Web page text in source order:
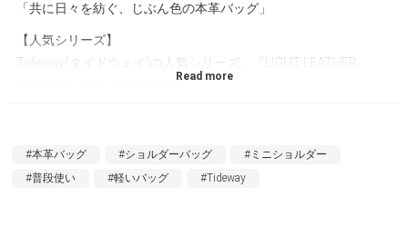
「共に日々を紡ぐ、じぶん色の本革バッグ」
【人気シリーズ】
Tideway(タイドウェイ)の人気シリーズ、「LIGHT LEATHER
す。
#本革バッグ #ショルダーバッグ
#ミニショルダー
#普段使い
#軽いバッグ #Tideway